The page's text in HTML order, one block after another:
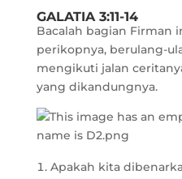
GALATIA 3:11-14
Bacalah bagian Firman
perikopnya, berulang-
mengikuti jalan
yang dikandungnya.
Apakah kita